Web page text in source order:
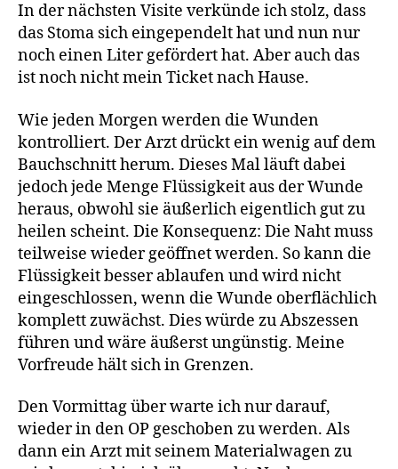
In der nächsten Visite verkünde ich stolz, dass
das Stoma sich eingependelt hat und nun nur
noch einen Liter gefördert hat. Aber auch das
ist noch nicht mein Ticket nach Hause.
Wie jeden Morgen werden die Wunden
kontrolliert. Der Arzt drückt ein wenig auf dem
Bauchschnitt herum. Dieses Mal läuft dabei
jedoch jede Menge Flüssigkeit aus der Wunde
heraus, obwohl sie äußerlich eigentlich gut zu
heilen scheint. Die Konsequenz: Die Naht muss
teilweise wieder geöffnet werden. So kann die
Flüssigkeit besser ablaufen und wird nicht
eingeschlossen, wenn die Wunde oberflächlich
komplett zuwächst. Dies würde zu Abszessen
führen und wäre äußerst ungünstig. Meine
Vorfreude hält sich in Grenzen.
Den Vormittag über warte ich nur darauf,
wieder in den OP geschoben zu werden. Als
dann ein Arzt mit seinem Materialwagen zu